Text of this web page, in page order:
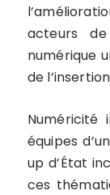
acteurs
numérique
de
Numéricité
équipes
up d’État
ces